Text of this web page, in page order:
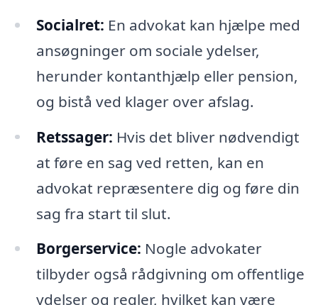
Socialret: En advokat kan hjælpe med
ansøgninger om sociale ydelser,
herunder kontanthjælp eller pension,
og bistå ved klager over afslag.
Retssager: Hvis det bliver nødvendigt
at føre en sag ved retten, kan en
advokat repræsentere dig og føre din
sag fra start til slut.
Borgerservice: Nogle advokater
tilbyder også rådgivning om offentlige
ydelser og regler, hvilket kan være